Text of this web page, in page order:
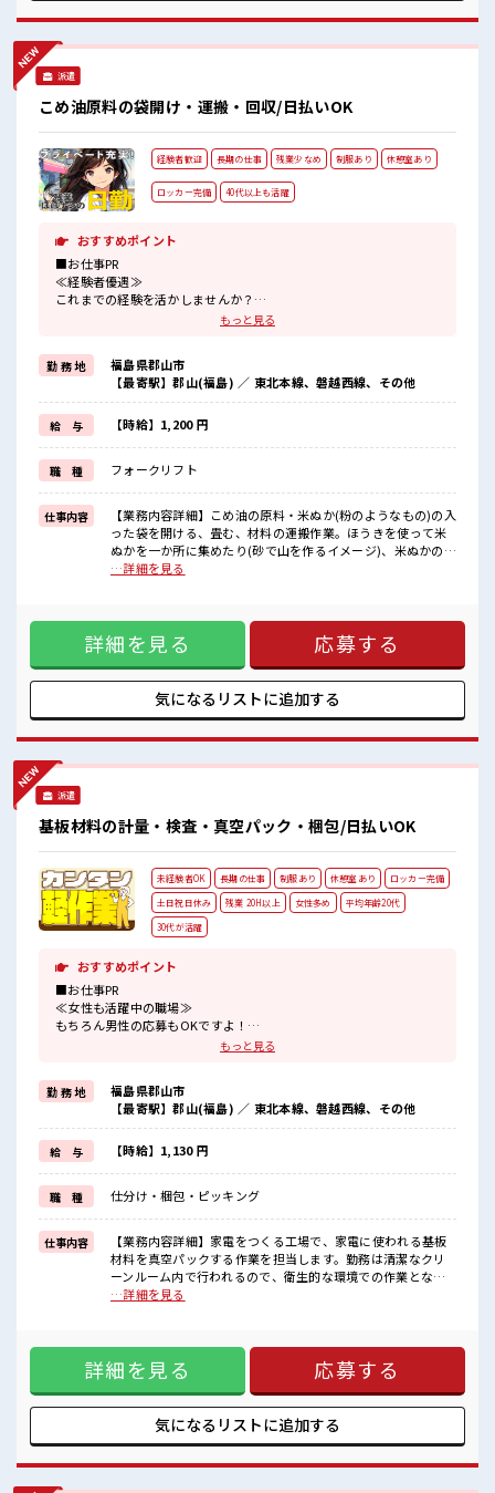
安心してお仕事に集中♪
派遣
こめ油原料の袋開け・運搬・回収/日払いOK
経験者歓迎 長期の仕事 残業少なめ 制服あり 休憩室あり
ロッカー完備 40代以上も活躍
おすすめポイント
■お仕事PR
≪経験者優遇≫
これまでの経験を活かしませんか？
≪自分の時間も大切≫
残業はほとんどナシ！
場合によってはお願いすることもあります♪
制服があると毎日の服選びに悩まずOK♪
≪様々なお仕事をご提案≫
一人で悩まず気軽に相談できる、
派遣のお仕事です！
■職場の雰囲気
休憩室で楽しくランチ♪
時間があれば昼寝もしちゃおう！
職場にはロッカー完備！
私物の置きすぎには注意が必要ですね★
もっと見る
勤 務 地
福島県郡山市
【最寄駅】郡山(福島) ／ 東北本線、磐越西線、その他
給 与 【時給】1,200 円
職 種 フォークリフト
仕事内容
【業務内容詳細】こめ油の原料・米ぬか(粉のようなもの)の入
った袋を開ける、畳む、材料の運搬作業。ほうきを使って米
ぬかを一か所に集めたり(砂で山を作るイメージ)、米ぬかの入
った袋を開けるなど簡単な作業です！【取扱製品情報】体に
ても大丈夫♪ 経験はちょっとだけ…という方もOK！ ≪自分
の時間も大切≫ 残業はほとんどナシ！ 場合によってはお願い
することもあります♪ 制服があると毎日の服選びに悩まず
OK♪ ≪様々なお仕事をご提案≫ 一人で悩まず気軽に相談で
きる、 派遣のお仕事です！ ■職場の雰囲気 休憩室で楽しくラ
ンチ♪ 時間があれば昼寝もしちゃおう！ 職場にはロッカー完
…詳細を見る
詳細を見る 応募する
気になるリストに追加する
派遣
基板材料の計量・検査・真空パック・梱包/日払いOK
未経験者OK 長期の仕事 制服あり 休憩室あり
ロッカー完備
土日祝日休み
残業 20H以上 女性多め
平均年齢20代
30代が活躍
おすすめポイント
■お仕事PR
≪女性も活躍中の職場≫
もちろん男性の応募もOKですよ！
残業は月20時間以上あります♪
≪完全週休二日制≫
週末は家族や友人と一緒にプライベート満喫！
≪機能的な制服アリ≫
制服があるので、
毎日の服装の悩み解消♪
≪未経験OKの仕事≫
新しいことにチャレンジするのは不安だけど、
しっかり働く環境が整っています！
イチからスキルUP・ステップUP目指していきましょう！
≪収入アップを目指せる≫
高時給だらけの派遣のお仕事です！
もちろん男性の応募もOKですよ！
≪20代の方が多数活躍中の職場≫
休憩室完備でランチや休憩も充実しそう♪
もっと見る
勤 務 地
福島県郡山市
【最寄駅】郡山(福島) ／ 東北本線、磐越西線、その他
給 与 【時給】1,130 円
職 種 仕分け・梱包・ピッキング
仕事内容
【業務内容詳細】家電をつくる工場で、家電に使われる基板
材料を真空パックする作業を担当します。勤務は清潔なクリ
ーンルーム内で行われるので、衛生的な環境での作業となり
ます。別の工程では、機械で切断された銅板を一枚ずつチェ
認する作業で、扱うものはシンプルですが、丁寧にコツコツ
やる仕事が好きな方にはオススメです。【取扱製品情報】基
板材料 ■お仕事PR ≪女性も活躍中の職場≫ もちろん男性の応
募もOKですよ！ ≪稼ぎたい人向け≫ 高収入を希望される方
にオススメ。 残業は月20時間以上あります♪ ≪完全週休二日
制≫ 週末は家族や友人と一緒にプライベート満喫！ ≪機能的
経験OKの仕事≫ 新しいことにチャレンジするのは不安だけ
ど、 しっかり働く環境が整っています！ イチからスキルUP・
…詳細を見る
詳細を見る 応募する
気になるリストに追加する